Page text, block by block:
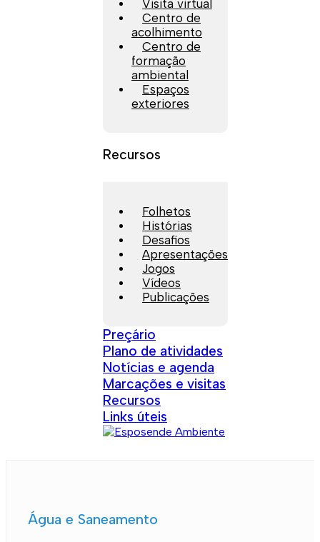
Visita virtual
Centro de
acolhimento
Centro de
formação
ambiental
Espaços
exteriores
Recursos
Folhetos
Histórias
Desafios
Apresentações
Jogos
Vídeos
Publicações
Preçário
Plano de atividades
Notícias e agenda
Marcações e visitas
Recursos
Links úteis
Água e Saneamento